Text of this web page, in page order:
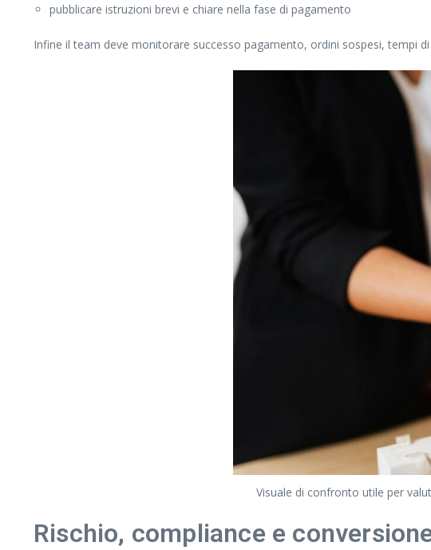
pubblicare istruzioni brevi e chiare nella fase di pagamento
Infine il team deve monitorare successo pagamento, ordini sospesi, tempi
Visuale di confronto utile per
Rischio, compliance e